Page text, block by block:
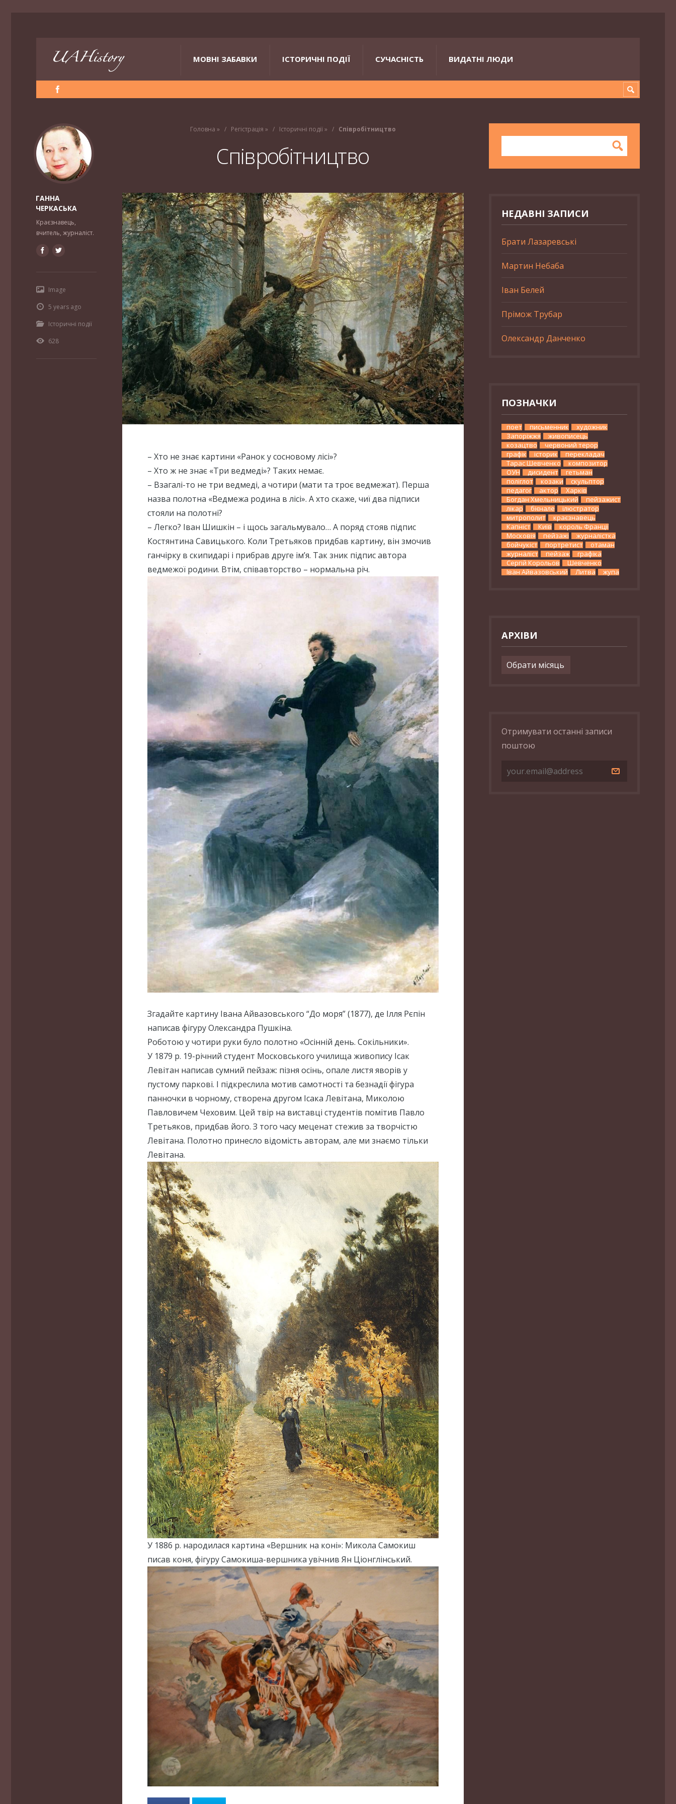
МОВНІ ЗАБАВКИ ІСТОРИЧНІ ПОДІЇ СУЧАСНІСТЬ ВИДАТНІ ЛЮДИ
Головна » Регістрація » Історичні події» Співробітництво
Співробітництво
– Хто не знає картини «Ранок у сосновому лісі»?
– Хто ж не знає «Три ведмеді»? Таких немає.
– Взагалі-то не три ведмеді, а чотири (мати та троє ведмежат). Перша
назва полотна «Ведмежа родина в лісі». А хто скаже, чиї два підписи
стояли на полотні?
– Легко? Іван Шишкін – і щось загальмувало… А поряд стояв підпис
Костянтина Савицького. Коли Третьяков придбав картину, він змочив
ганчірку в скипидарі і прибрав друге ім’я. Так зник підпис автора
ведмежої родини. Втім, співавторство – нормальна річ.
Згадайте картину Івана Айвазовського “До моря” (1877), де Ілля Рєпін
написав фігуру Олександра Пушкіна.
Роботою у чотири руки було полотно «Осінній день. Сокільники».
У 1879 р. 19-річний студент Московського училища живопису Ісак
Левітан написав сумний пейзаж: пізня осінь, опале листя яворів у
пустому паркові. І підкреслила мотив самотності та безнадії фігура
панночки в чорному, створена другом Ісака Левітана, Миколою
Павловичем Чеховим. Цей твір на виставці студентів помітив Павло
Третьяков, придбав його. З того часу меценат стежив за творчістю
Левітана. Полотно принесло відомість авторам, але ми знаємо тільки
Левітана.
У 1886 р. народилася картина «Вершник на коні»: Микола Самокиш
писав коня, фігуру Самокиша-вершника увічнив Ян Ціонглінський.
ГАННА
ЧЕРКАСЬКА
Краєзнавець,
вчитель, журналіст.
Image
5 years ago
Історичні події
628
НЕДАВНІ ЗАПИСИ
Брати Лазаревські
Мартин Небаба
Іван Белей
Прімож Трубар
Олександр Данченко
ПОЗНАЧКИ
поет письменник
художник
Запоріжжя
живописець
козацтво
червоний терор
графік
історик
перекладач
Тарас Шевченко
композитор
ОУН
дисидент
гетьман
поліглот
козаки
скульптор
педагог
актор
Харків
Богдан Хмельницький
пейзажист
лікар
бієнале
ілюстратор
митрополит
краєзнавець
Капніст
Київ
король Франції
Московія
пейзажі
журналістка
бойчукіст
портретист
отаман
журналіст
пейзаж
графіка
Сергій Корольов
Шевченко
Іван Айвазовський
Литва жупа
АРХІВИ
Архіви
Отримувати останні записи
поштою